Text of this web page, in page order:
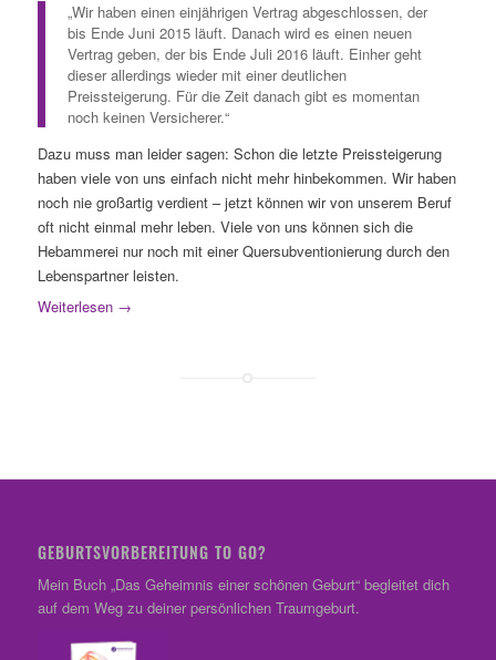
„Wir haben einen einjährigen Vertrag abgeschlossen, der
bis Ende Juni 2015 läuft. Danach wird es einen neuen
Vertrag geben, der bis Ende Juli 2016 läuft. Einher geht
dieser allerdings wieder mit einer deutlichen
Preissteigerung. Für die Zeit danach gibt es momentan
noch keinen Versicherer.“
Dazu muss man leider sagen: Schon die letzte Preissteigerung
haben viele von uns einfach nicht mehr hinbekommen. Wir haben
noch nie großartig verdient – jetzt können wir von unserem Beruf
oft nicht einmal mehr leben. Viele von uns können sich die
Hebammerei nur noch mit einer Quersubventionierung durch den
Lebenspartner leisten.
Weiterlesen→
GEBURTSVORBEREITUNG TO GO?
Mein Buch „Das Geheimnis einer schönen Geburt“ begleitet dich
auf dem Weg zu deiner persönlichen Traumgeburt.